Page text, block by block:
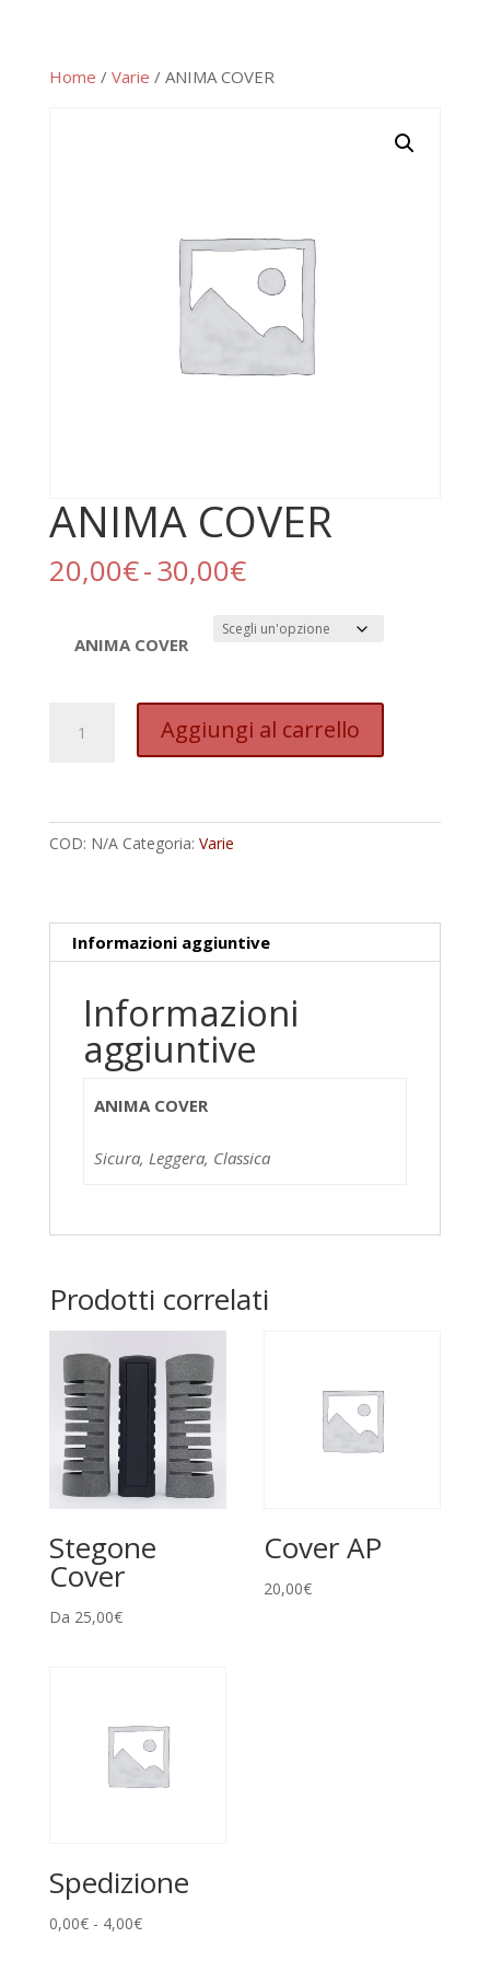
Home / Varie / ANIMA COVER
ANIMA COVER
20,00€-30,00€Fascia
prezzo:
a
30,00€
ANIMA COVER
COVER
Aggiungi al carrello
COD: N/A Categoria: Varie
Informazioni aggiuntive
Informazioni
aggiuntive
ANIMA COVER
Sicura, Leggera, Classica
Prodotti correlati
Stegone
Cover
Da 25,00€
Cover AP
20,00€
Spedizione
0,00€ - 4,00€Fascia